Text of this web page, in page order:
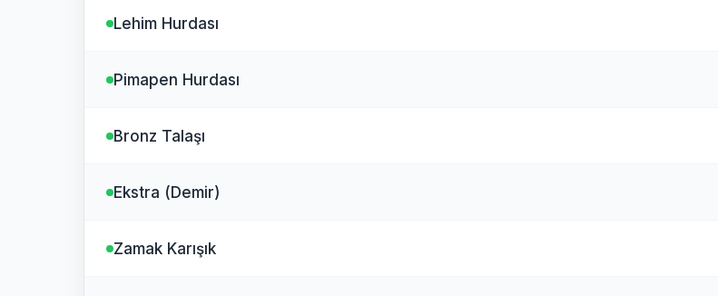
Lehim Hurdası
Pimapen Hurdası
Bronz Talaşı
Ekstra (Demir)
Zamak Karışık